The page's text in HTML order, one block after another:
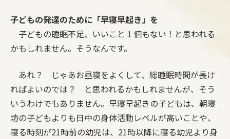
子どもの発達のために「早寝早起き」を
子どもの睡眠不足、いいこと１個もない！と思われる
かもしれません。そうなんです。
あれ？ じゃあお昼寝をよくして、総睡眠時間が長け
ればよいのでは？ と思われるかもしれませんが、そう
いうわけでもありません。早寝早起きの子どもは、朝寝
坊の子どもよりも日中の身体活動レベルが高いことや、
寝る時刻が21時前の幼児は、21時以降に寝る幼児より身